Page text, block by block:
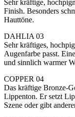
Sehr kräftige,
Finish. Besonders
Hauttöne.
DAHLIA 03
Sehr kräftiges,
Augenfarbe passt.
und sinnlich warmer
COPPER 04
Das kräftige Bronze-
Lippenton. Er setzt
Szene oder gibt